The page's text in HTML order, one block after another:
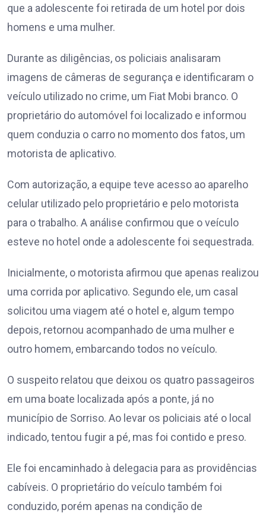
que a adolescente foi retirada de um hotel por dois
homens e uma mulher.
Durante as diligências, os policiais analisaram
imagens de câmeras de segurança e identificaram o
veículo utilizado no crime, um Fiat Mobi branco. O
proprietário do automóvel foi localizado e informou
quem conduzia o carro no momento dos fatos, um
motorista de aplicativo.
Com autorização, a equipe teve acesso ao aparelho
celular utilizado pelo proprietário e pelo motorista
para o trabalho. A análise confirmou que o veículo
esteve no hotel onde a adolescente foi sequestrada.
Inicialmente, o motorista afirmou que apenas realizou
uma corrida por aplicativo. Segundo ele, um casal
solicitou uma viagem até o hotel e, algum tempo
depois, retornou acompanhado de uma mulher e
outro homem, embarcando todos no veículo.
O suspeito relatou que deixou os quatro passageiros
em uma boate localizada após a ponte, já no
município de Sorriso. Ao levar os policiais até o local
indicado, tentou fugir a pé, mas foi contido e preso.
Ele foi encaminhado à delegacia para as providências
cabíveis. O proprietário do veículo também foi
conduzido, porém apenas na condição de